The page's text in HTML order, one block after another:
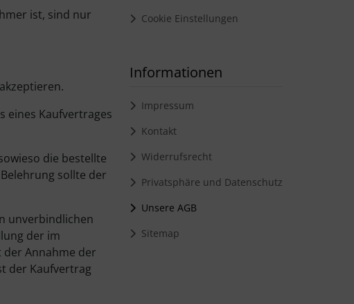
ist, sind nur
eines Kaufvertrages
die bestellte
sollte der
unverbindlichen
der im
der Annahme der
der Kaufvertrag
Cookie Einstellungen
Informationen
Impressum
Kontakt
Widerrufsrecht
Privatsphäre und Datenschutz
Unsere AGB
Sitemap